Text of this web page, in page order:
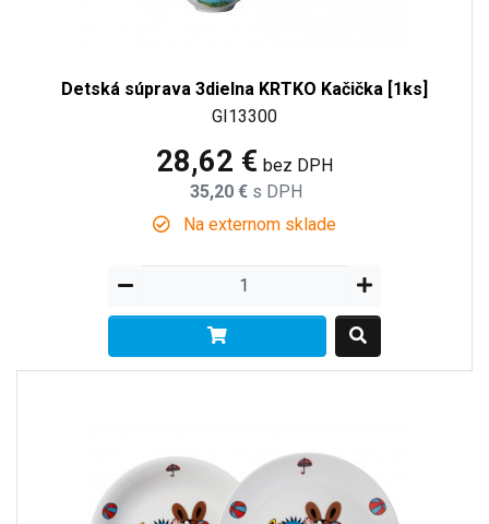
Detská súprava 3dielna KRTKO Kačička [1ks]
GI13300
28,62 € bez DPH
35,20 € s DPH
Na externom sklade